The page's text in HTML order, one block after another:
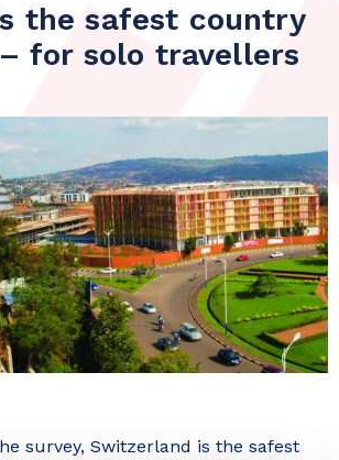
the safest country
for solo travellers
survey, Switzerland is the safest